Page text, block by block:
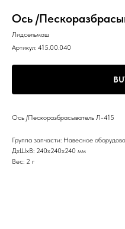
Ось /
Лидсельмаш
Артикул: 415.00.040
Ось /Пескоразбрасыватель Л-415
Группа запчасти: Навесное
ДxШxВ: 240x240x240 мм
Вес: 2 г